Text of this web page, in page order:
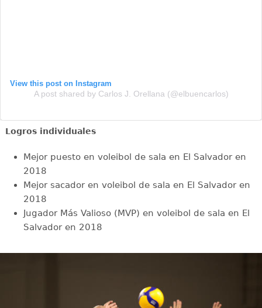
View this post on Instagram
A post shared by Carlos J. Orellana (@elbuencarlos)
Logros individuales
Mejor puesto en voleibol de sala en El Salvador en
2018
Mejor sacador en voleibol de sala en El Salvador en
2018
Jugador Más Valioso (MVP) en voleibol de sala en El
Salvador en 2018